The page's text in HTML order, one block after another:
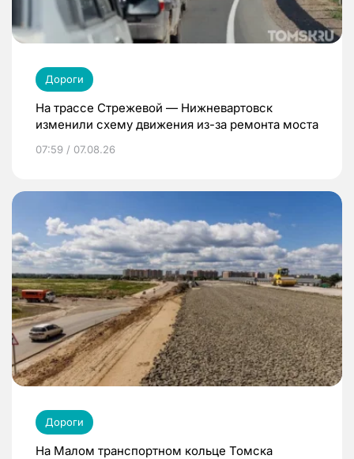
Дороги
На трассе Стрежевой — Нижневартовск
изменили схему движения из-за ремонта моста
07:59 / 07.08.26
Дороги
На Малом транспортном кольце Томска